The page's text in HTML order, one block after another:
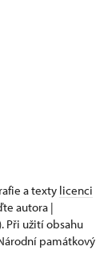
a texty licenci
autora |
Při užití obsahu
památkový